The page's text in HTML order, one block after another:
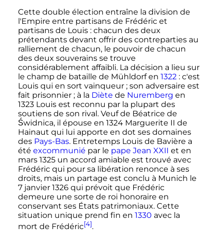
Cette double élection entraîne la division de
l'Empire entre partisans de Frédéric et
partisans de Louis : chacun des deux
prétendants devant offrir des contreparties au
ralliement de chacun, le pouvoir de chacun
des deux souverains se trouve
considérablement affaibli. La décision a lieu sur
le champ de bataille de Mühldorf en 1322 : c'est
Louis qui en sort vainqueur ; son adversaire est
fait prisonnier ; à la Diète de Nuremberg en
1323 Louis est reconnu par la plupart des
soutiens de son rival. Veuf de Béatrice de
Świdnica, il épouse en 1324 Marguerite II de
Hainaut qui lui apporte en dot ses domaines
des Pays-Bas. Entretemps Louis de Bavière a
été excommunié par le pape Jean XXII et en
mars 1325un accord amiable est trouvé avec
Frédéric qui pour sa libération renonce à ses
droits, mais un partage est conclu à Munich le
7 janvier 1326qui prévoit que Frédéric
demeure une sorte de roi honoraire en
conservant ses États patrimoniaux. Cette
situation unique prend fin en 1330 avec la
mort de Frédéric[4].